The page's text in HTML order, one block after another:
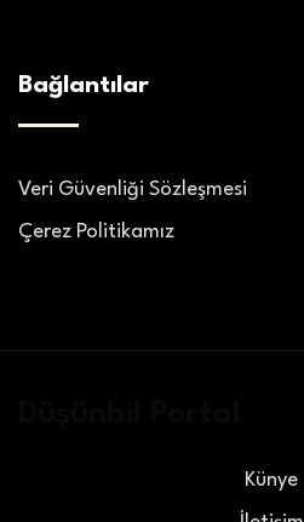
Bağlantılar
Veri Güvenliği Sözleşmesi
Çerez Politikamız
Künye